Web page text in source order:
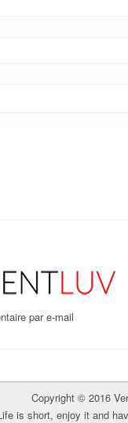
par e-mail
Copyright © 2016
is short, enjoy it and